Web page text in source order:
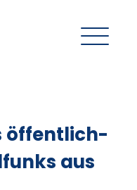
öffentlich-
aus